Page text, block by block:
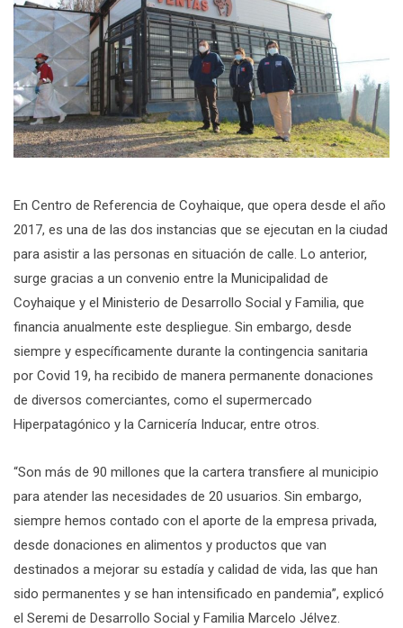
En Centro de Referencia de Coyhaique, que opera desde el año
2017, es una de las dos instancias que se ejecutan en la ciudad
para asistir a las personas en situación de calle. Lo anterior,
surge gracias a un convenio entre la Municipalidad de
Coyhaique y el Ministerio de Desarrollo Social y Familia, que
financia anualmente este despliegue. Sin embargo, desde
siempre y específicamente durante la contingencia sanitaria
por Covid 19, ha recibido de manera permanente donaciones
de diversos comerciantes, como el supermercado
Hiperpatagónico y la Carnicería Inducar, entre otros.
“Son más de 90 millones que la cartera transfiere al municipio
para atender las necesidades de 20 usuarios. Sin embargo,
siempre hemos contado con el aporte de la empresa privada,
desde donaciones en alimentos y productos que van
destinados a mejorar su estadía y calidad de vida, las que han
sido permanentes y se han intensificado en pandemia”, explicó
el Seremi de Desarrollo Social y Familia Marcelo Jélvez.